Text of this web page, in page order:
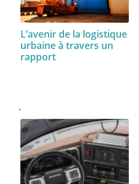
L’avenir de la logistique
urbaine à travers un
rapport